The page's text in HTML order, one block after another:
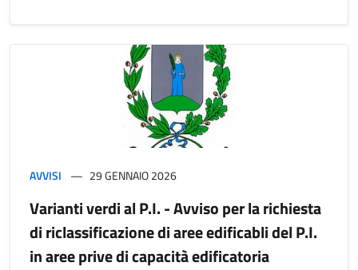
AVVISI 29 GENNAIO 2026
Varianti verdi al P.I. - Avviso per la richiesta
di riclassificazione di aree edificabli del P.I.
in aree prive di capacità edificatoria